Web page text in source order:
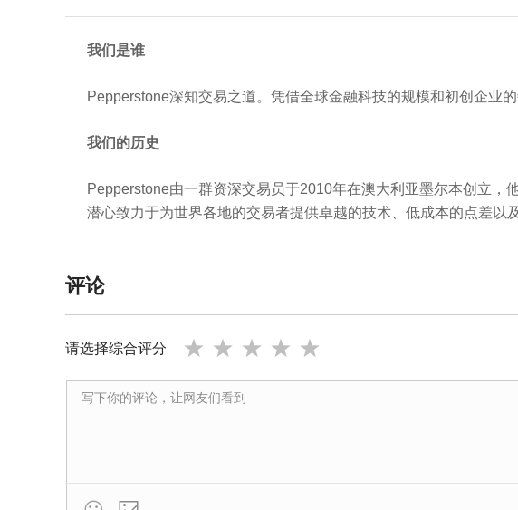
我们是谁
Pepperstone深知交易之道。凭借全球金融科技的规模和初创企业
我们的历史
Pepperstone由一群资深交易员于2010年在澳大利亚墨尔本创立
潜心致力于为世界各地的交易者提供卓越的技术、低成本的点差以
我们每天平均处理125.5亿美元笔交易，使我们成为全球最大的外汇
我们得到来自逾150个国家的超过300,000名交易者的信任。
评论
请选择综合评分